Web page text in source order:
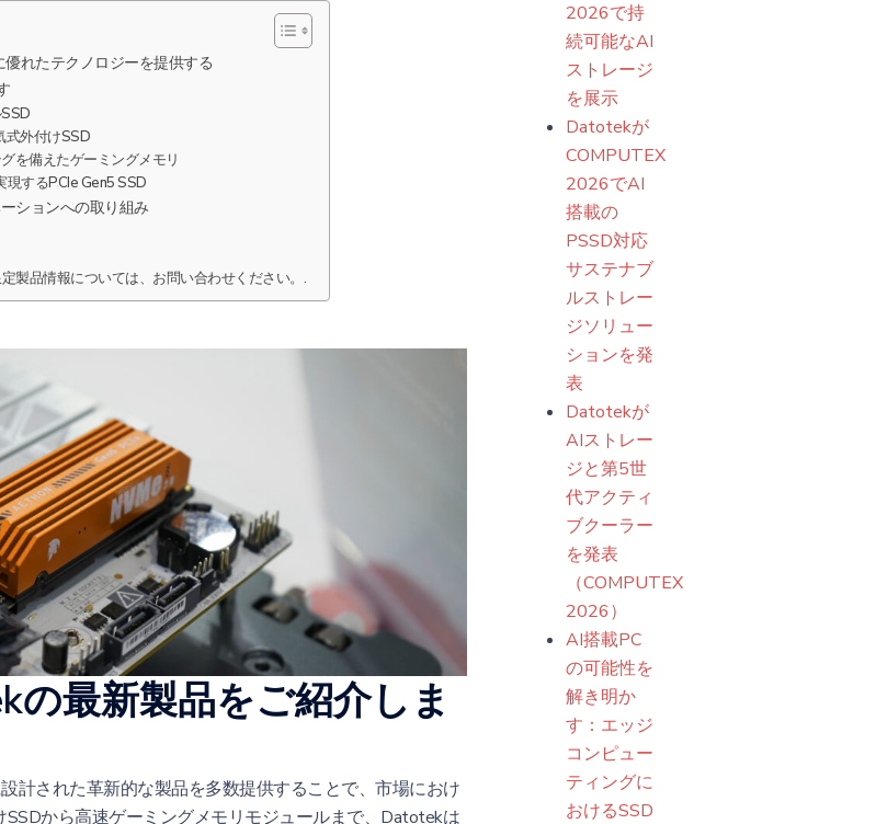
れたテクノロジーを提供する
式外付けSSD
を備えたゲーミングメモリ
するPCIe Gen5 SSD
ションへの取り組み
製品情報については、お問い合わせください。.
の最新製品をご紹介しま
計された革新的な製品を多数提供することで、市場におけ
から高速ゲーミングメモリモジュールまで、Datotekは
2026で持
続可能なAI
ストレージ
を展示
Datotekが
COMPUTEX
2026でAI
搭載の
PSSD対応
サステナブ
ルストレー
ジソリュー
ションを発
表
Datotekが
AIストレー
ジと第5世
代アクティ
ブクーラー
を発表
（COMPUTEX
2026）
AI搭載PC
の可能性を
解き明か
す：エッジ
コンピュー
ティングに
おけるSSD